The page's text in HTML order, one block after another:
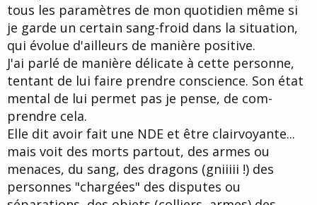
tous les paramètres de mon quotidien même si
je garde un certain sang-froid dans la situation,
qui évolue d'ailleurs de manière positive.
J'ai parlé de manière délicate à cette personne,
tentant de lui faire prendre conscience. Son état
mental de lui permet pas je pense, de com-
prendre cela.
Elle dit avoir fait une NDE et être clairvoyante...
mais voit des morts partout, des armes ou
menaces, du sang, des dragons (gniiiii !) des
personnes "chargées" des disputes ou